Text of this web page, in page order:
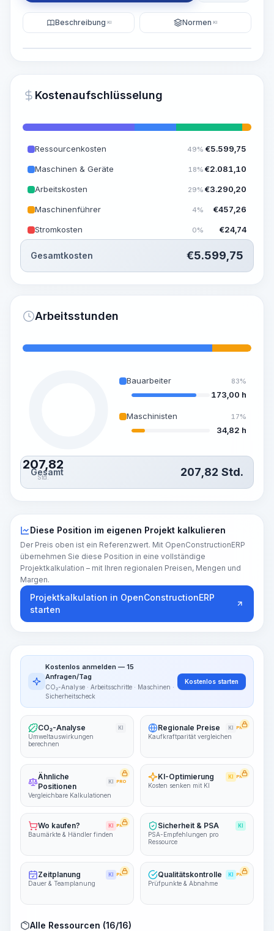
~15-30 Sek.
Beschreibung KI Normen KI
Kostenaufschlüsselung
Ressourcenkosten 49% €5.599,75
Maschinen & Geräte 18% €2.081,10
Arbeitskosten 29% €3.290,20
Maschinenführer 4% €457,26
Stromkosten 0% €24,74
Gesamtkosten €5.599,75
Arbeitsstunden
207,82
Std.
Bauarbeiter 83%
173,00 h
Maschinisten 17%
34,82 h
Gesamt 207,82 Std.
Diese Position im eigenen Projekt kalkulieren
Der Preis oben ist ein Referenzwert. Mit OpenConstructionERP
übernehmen Sie diese Position in eine vollständige
Projektkalkulation – mit Ihren regionalen Preisen, Mengen und
Margen.
Projektkalkulation in OpenConstructionERP
starten
Kostenlos anmelden — 15
Anfragen/Tag
CO₂-Analyse · Arbeitsschritte · Maschinen ·
Sicherheitscheck
Kostenlos starten
CO₂-Analyse KI
Umweltauswirkungen
berechnen
Regionale Preise KI PRO
Kaufkraftparität vergleichen
Ähnliche
Positionen
KI PRO
Vergleichbare Kalkulationen
KI-Optimierung KI PRO
Kosten senken mit KI
Wo kaufen? KI PRO
Baumärkte & Händler finden
Sicherheit & PSA KI
PSA-Empfehlungen pro
Ressource
Zeitplanung KI PRO
Dauer & Teamplanung
Qualitätskontrolle KI PRO
Prüfpunkte & Abnahme
Alle Ressourcen (16/16)